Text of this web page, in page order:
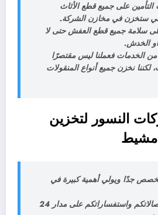
على جميع قطع الأثاث
ستخزن في مخازن الشركة.
سلامة جميع قطع العفش حتى لا
أو الخدش.
الخدمات فعملنا ليس مقتصرًا
نخزن جميع أنواع المنقولات
النسور لتخزين
جدًا ويولي أهمية كبيرة في
– يتلقى فريق عملنا اتصالاتكم واستفساراتكم على مدار 24